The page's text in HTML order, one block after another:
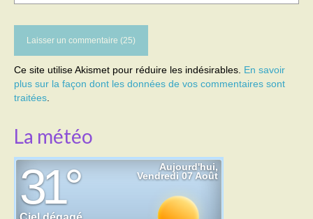
Ce site utilise Akismet pour réduire les indésirables. En savoir
plus sur la façon dont les données de vos commentaires sont
traitées
La météo